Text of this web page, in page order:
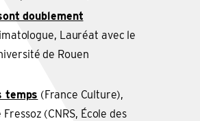
doublement
Lauréat avec le
de Rouen
temps (France Culture),
(CNRS, École des